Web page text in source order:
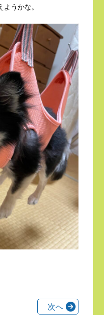
うかな。
次へ